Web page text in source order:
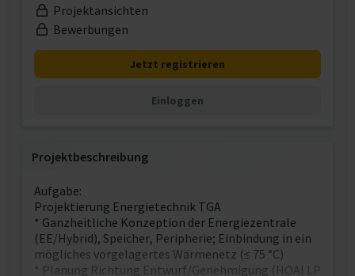
Projektansichten
Bewerbungen
Jetzt registrieren
Einloggen
Projektbeschreibung
Aufgabe:
Projektierung Energietechnik TGA
* Ganzheitliche Konzeption der Energiezentrale
(EE/Hybrid), Speicher, Peripherie; Einbindung in ein
mögliches vorgelagertes Wärmenetz (≤ 75 °C)
* Planung Richtung Entwurf/Genehmigung (HOAI LP